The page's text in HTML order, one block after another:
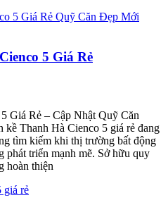
5 Giá Rẻ
Giá Rẻ – Cập Nhật Quỹ Căn
Thanh Hà Cienco 5 giá rẻ đang
tìm kiếm khi thị trường bất động
phát triển mạnh mẽ. Sở hữu quy
hoàn thiện